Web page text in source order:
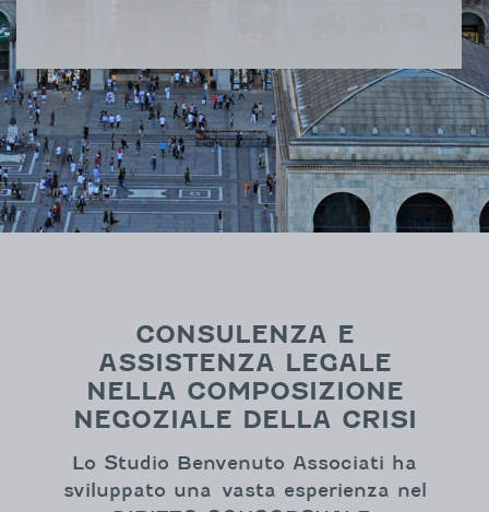
CONSULENZA E
ASSISTENZA LEGALE
NELLA COMPOSIZIONE
NEGOZIALE DELLA CRISI
Lo Studio Benvenuto Associati ha
sviluppato una vasta esperienza nel